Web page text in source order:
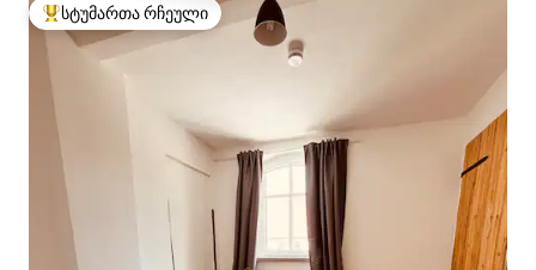
სტუმართა რჩეული მოწინავე ვარიანტი
სტუმართა რჩეული